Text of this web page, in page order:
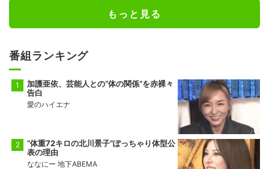
もっと見る
番組ランキング
加護亜依、芸能人との“体の関係”を赤裸々
告白
愛のハイエナ
“体重72キロの北川景子”ぽっちゃり体型公
表の理由
ななにー 地下ABEMA